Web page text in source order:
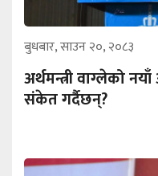
बुधबार, साउन २०, २०८३
अर्थमन्त्री वाग्लेको
संकेत गर्दैछन्?